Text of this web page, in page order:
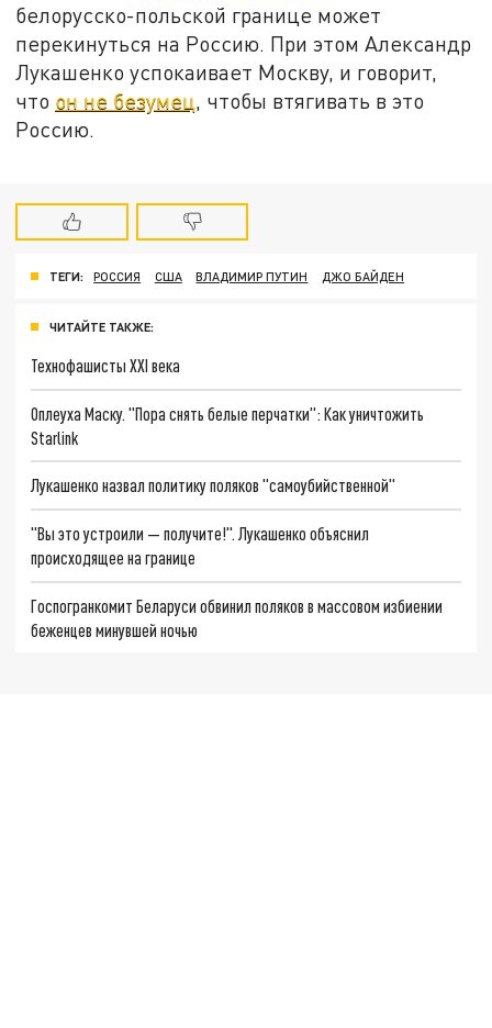
белорусско-польской границе может
перекинуться на Россию. При этом Александр
Лукашенко успокаивает Москву, и говорит,
что он не безумец , чтобы втягивать в это
Россию.
ТЕГИ: РОССИЯ США ВЛАДИМИР ПУТИН ДЖО БАЙДЕН
ЧИТАЙТЕ ТАКЖЕ:
Технофашисты XXI века
Оплеуха Маску. "Пора снять белые перчатки": Как уничтожить
Starlink
Лукашенко назвал политику поляков "самоубийственной"
"Вы это устроили — получите!". Лукашенко объяснил
происходящее на границе
Госпогранкомит Беларуси обвинил поляков в массовом избиении
беженцев минувшей ночью